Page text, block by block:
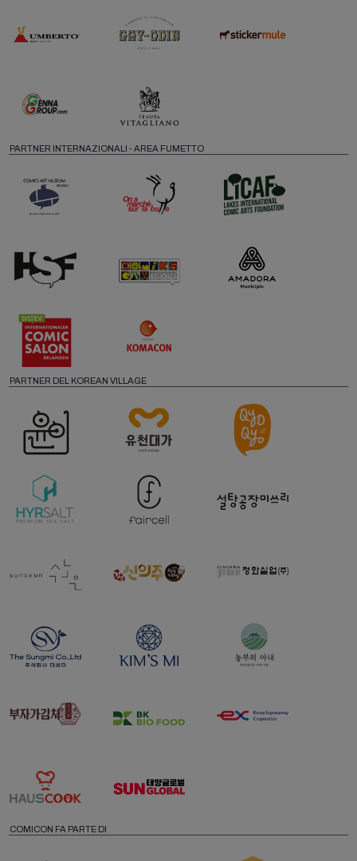
PARTNER INTERNAZIONALI - AREA FUMETTO
PARTNER DEL KOREAN VILLAGE
COMICON FA PARTE DI